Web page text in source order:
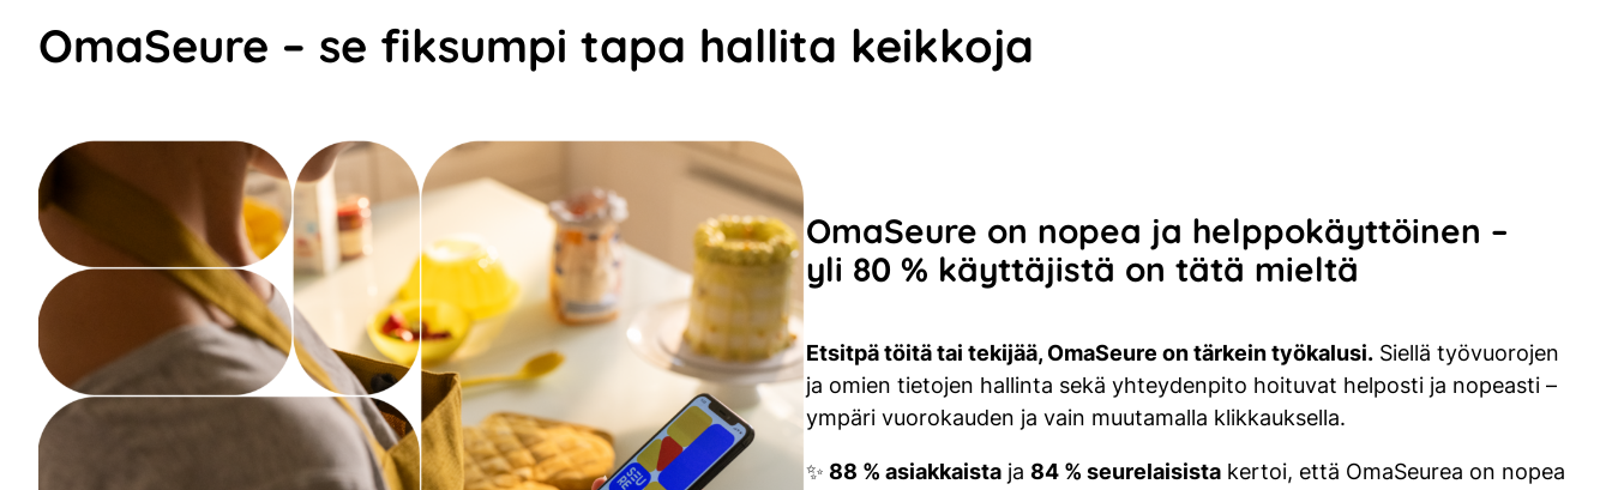
OmaSeure – se fiksumpi tapa hallita keikkoja
OmaSeure on nopea ja helppokäyttöinen –
yli 80 % käyttäjistä on tätä mieltä
Etsitpä töitä tai tekijää, OmaSeure on tärkein työkalusi. Siellä työvuorojen
ja omien tietojen hallinta sekä yhteydenpito hoituvat helposti ja nopeasti –
ympäri vuorokauden ja vain muutamalla klikkauksella.
✨ 88 % asiakkaista ja 84 % seurelaisista kertoi, että OmaSeurea on nopea